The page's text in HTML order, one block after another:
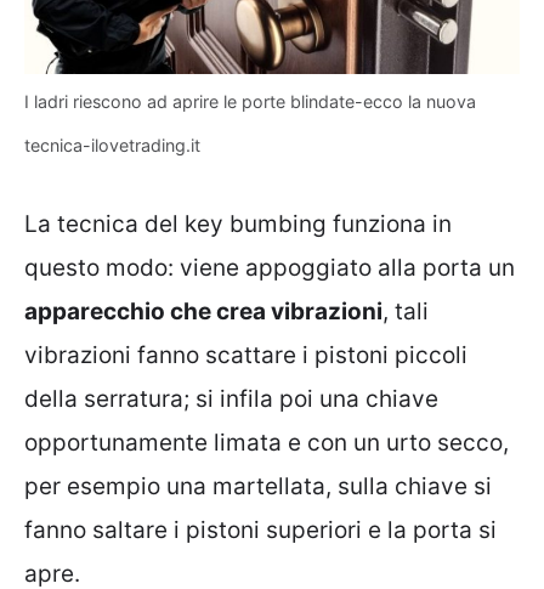
I ladri riescono ad aprire le porte blindate-ecco la nuova
tecnica-ilovetrading.it
La tecnica del key bumbing funziona in
questo modo: viene appoggiato alla porta un
apparecchio che crea vibrazioni, tali
vibrazioni fanno scattare i pistoni piccoli
della serratura; si infila poi una chiave
opportunamente limata e con un urto secco,
per esempio una martellata, sulla chiave si
fanno saltare i pistoni superiori e la porta si
apre.